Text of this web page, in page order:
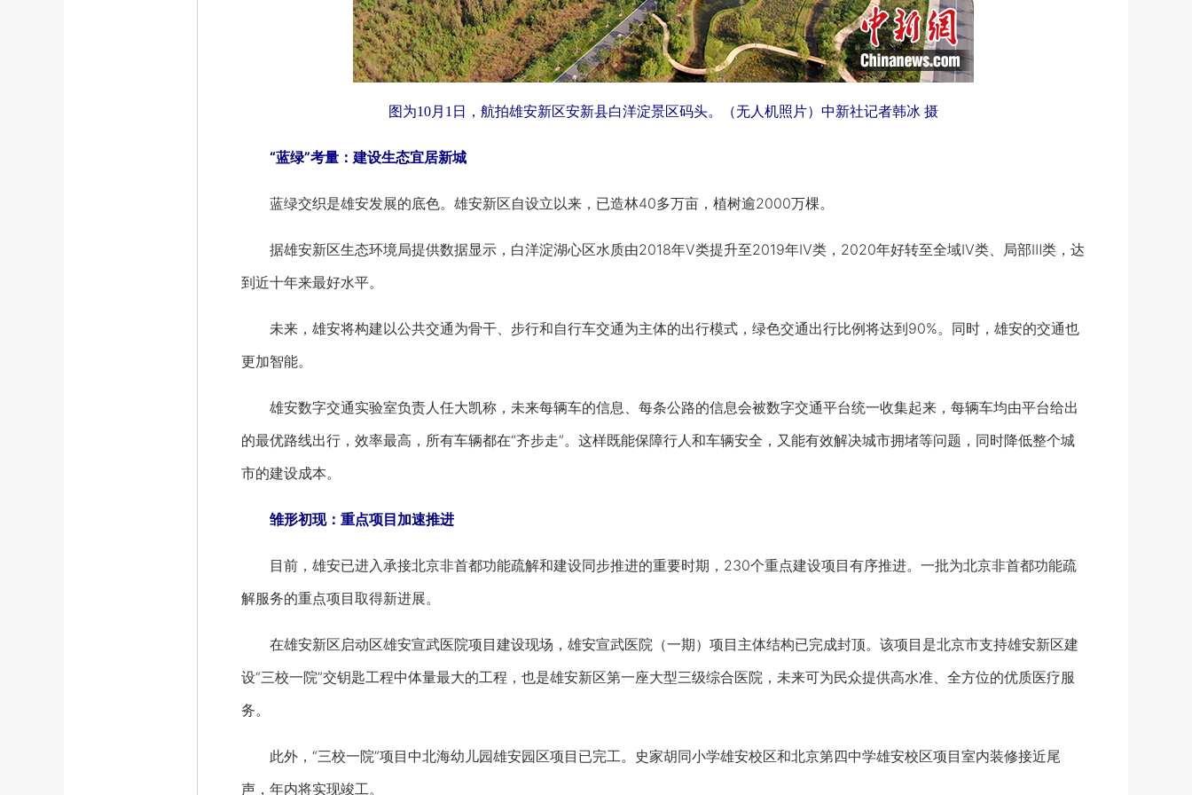
图为10月1日，航拍雄安新区安新县白洋淀景区码头。（无人机照片）中新社记者韩冰 摄
“蓝绿”考量：建设生态宜居新城
蓝绿交织是雄安发展的底色。雄安新区自设立以来，已造林40多万亩，植树逾2000万棵。
据雄安新区生态环境局提供数据显示，白洋淀湖心区水质由2018年Ⅴ类提升至2019年Ⅳ类，2020年好转至全域Ⅳ类、局部Ⅲ类，达
到近十年来最好水平。
未来，雄安将构建以公共交通为骨干、步行和自行车交通为主体的出行模式，绿色交通出行比例将达到90%。同时，雄安的交通也
更加智能。
雄安数字交通实验室负责人任大凯称，未来每辆车的信息、每条公路的信息会被数字交通平台统一收集起来，每辆车均由平台给出
的最优路线出行，效率最高，所有车辆都在“齐步走”。这样既能保障行人和车辆安全，又能有效解决城市拥堵等问题，同时降低整个城
市的建设成本。
雏形初现：重点项目加速推进
目前，雄安已进入承接北京非首都功能疏解和建设同步推进的重要时期，230个重点建设项目有序推进。一批为北京非首都功能疏
解服务的重点项目取得新进展。
在雄安新区启动区雄安宣武医院项目建设现场，雄安宣武医院（一期）项目主体结构已完成封顶。该项目是北京市支持雄安新区建
设“三校一院”交钥匙工程中体量最大的工程，也是雄安新区第一座大型三级综合医院，未来可为民众提供高水准、全方位的优质医疗服
务。
此外，“三校一院”项目中北海幼儿园雄安园区项目已完工。史家胡同小学雄安校区和北京第四中学雄安校区项目室内装修接近尾
声，年内将实现竣工。